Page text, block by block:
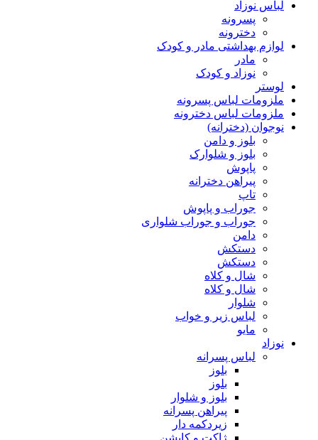
لباس نوزاد
پسرونه
دخترونه
لوازم بهداشتی مادر و کودک
مادر
نوزاد و کودک
لوستر
ملزومات لباس پسرونه
ملزومات لباس دخترونه
نوجوان (دخترانه)
بلوز و دامن
بلوز و شلوارک
پاپوش
پیراهن دخترانه
تاپ
جوراب و پاپوش
جوراب و جوراب شلواری
دامن
دستکش
دستکش
شال و کلاه
شال و کلاه
شلوار
لباس زیر و خواب
مایو
نوزاد
لباس پسرانه
بلوز
بلوز
بلوز و شلوار
پیراهن پسرانه
زیردکمه دار
ژاکت و کاپشن